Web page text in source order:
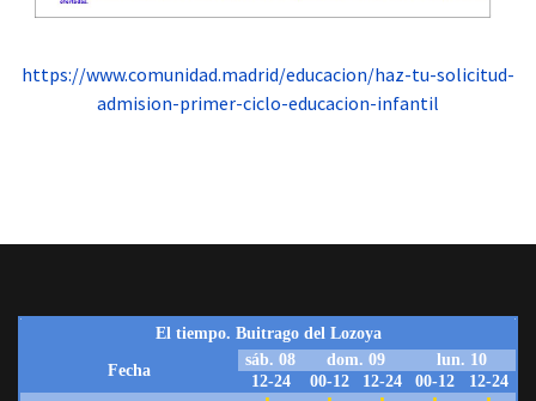
https://www.comunidad.madrid/educacion/haz-tu-solicitud-
admision-primer-ciclo-educacion-infantil